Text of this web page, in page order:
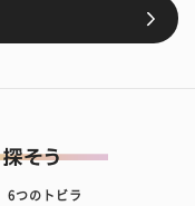
6つのトビラ